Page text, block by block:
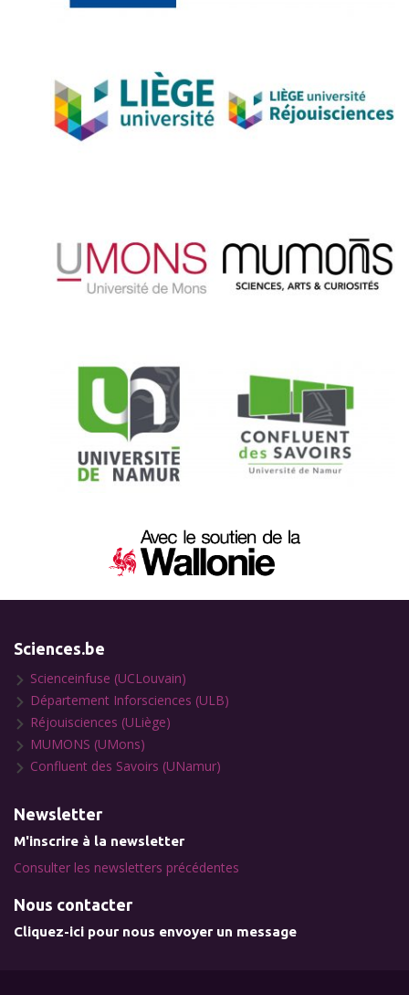
Sciences.be
Scienceinfuse (UCLouvain)
Département Inforsciences (ULB)
Réjouisciences (ULiège)
MUMONS (UMons)
Confluent des Savoirs (UNamur)
Newsletter
M'inscrire à la newsletter
Consulter les newsletters précédentes
Nous contacter
Cliquez-ici pour nous envoyer un message